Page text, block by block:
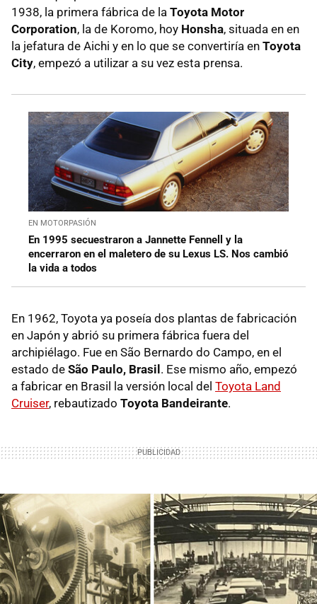
1938, la primera fábrica de la Toyota Motor
Corporation, la de Koromo, hoy Honsha, situada en en
la jefatura de Aichi y en lo que se convertiría en Toyota
City, empezó a utilizar a su vez esta prensa.
EN MOTORPASIÓN
En 1995 secuestraron a Jannette Fennell y la
encerraron en el maletero de su Lexus LS. Nos cambió
la vida a todos
En 1962, Toyota ya poseía dos plantas de fabricación
en Japón y abrió su primera fábrica fuera del
archipiélago. Fue en São Bernardo do Campo, en el
estado de São Paulo, Brasil . Ese mismo año, empezó
a fabricar en Brasil la versión local del Toyota Land
Cruiser, rebautizado Toyota Bandeirante.